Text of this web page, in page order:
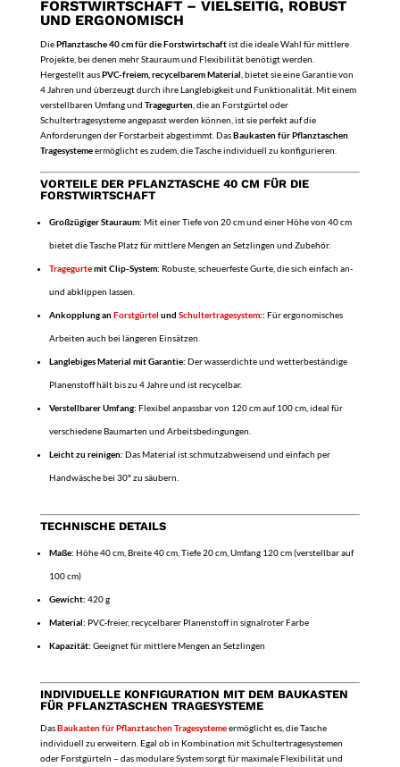
FORSTWIRTSCHAFT – VIELSEITIG, ROBUST
UND ERGONOMISCH
DiePflanztasche 40 cm für die Forstwirtschaftist die ideale Wahl für mittlere
Projekte, bei denen mehr Stauraum und Flexibilität benötigt werden.
Hergestellt ausPVC-freiem, recycelbarem Material , bietet sie eine Garantie von
4 Jahren und überzeugt durch ihre Langlebigkeit und Funktionalität. Mit einem
verstellbaren Umfang und Tragegurten, die an Forstgürtel oder
Schultertragesysteme angepasst werden können, ist sie perfekt auf die
Anforderungen der Forstarbeit abgestimmt. DasBaukasten für Pflanztaschen
Tragesystemeermöglicht es zudem, die Tasche individuell zu konfigurieren.
VORTEILE DER PFLANZTASCHE 40 CM FÜR DIE
FORSTWIRTSCHAFT
Großzügiger Stauraum: Mit einer Tiefe von 20 cm und einer Höhe von 40 cm
bietet die Tasche Platz für mittlere Mengen an Setzlingen und Zubehör.
Tragegurtemit Clip-System: Robuste, scheuerfeste Gurte, die sich einfach an-
und abklippen lassen.
Ankopplung anForstgürtel und Schultertragesystem:: Für ergonomisches
Arbeiten auch bei längeren Einsätzen.
Langlebiges Material mit Garantie: Der wasserdichte und wetterbeständige
Planenstoff hält bis zu 4 Jahre und ist recycelbar.
Verstellbarer Umfang: Flexibel anpassbar von 120 cm auf 100 cm, ideal für
verschiedene Baumarten und Arbeitsbedingungen.
Leicht zu reinigen: Das Material ist schmutzabweisend und einfach per
Handwäsche bei 30° zu säubern.
TECHNISCHE DETAILS
Maße: Höhe 40 cm, Breite 40 cm, Tiefe 20 cm, Umfang 120 cm (verstellbar auf
100 cm)
Gewicht: 420 g
Material: PVC-freier, recycelbarer Planenstoff in signalroter Farbe
Kapazität: Geeignet für mittlere Mengen an Setzlingen
INDIVIDUELLE KONFIGURATION MIT DEM BAUKASTEN
FÜR PFLANZTASCHEN TRAGESYSTEME
DasBaukasten für Pflanztaschen Tragesystemeermöglicht es, die Tasche
individuell zu erweitern. Egal ob in Kombination mit Schultertragesystemen
oder Forstgürteln – das modulare System sorgt für maximale Flexibilität und